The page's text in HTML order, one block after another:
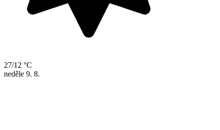
27/12 °C
neděle 9. 8.